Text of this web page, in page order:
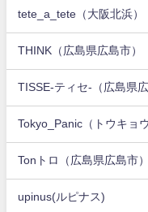
tete_a_tete（大阪北浜）
THINK（広島県広島市）
TISSE-ティセ-（広島県広
Tokyo_Panic（トウキョ
Tonトロ（広島県広島市）
upinus(ルピナス)